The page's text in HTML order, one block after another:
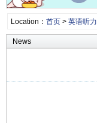
Location： 首页> 英语听力
News